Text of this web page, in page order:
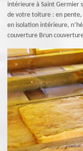
intérieure à Saint Germier
de votre toiture : en
en isolation intérieure,
couverture Brun